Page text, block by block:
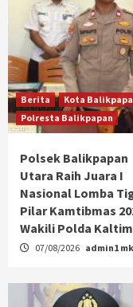
Berita
Kota
Polresta Balikpapan
Polsek Balikpapan
Utara Raih Juara I
Nasional Lomba
Pilar Kamtibmas
Wakili Polda Kaltim
07/08/2026 admin1 mk